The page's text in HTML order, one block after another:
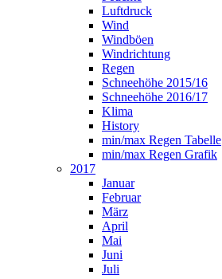
Luftdruck
Wind
Windböen
Windrichtung
Regen
Schneehöhe 2015/16
Schneehöhe 2016/17
Klima
History
min/max Regen Tabelle
min/max Regen Grafik
2017
Januar
Februar
März
April
Mai
Juni
Juli